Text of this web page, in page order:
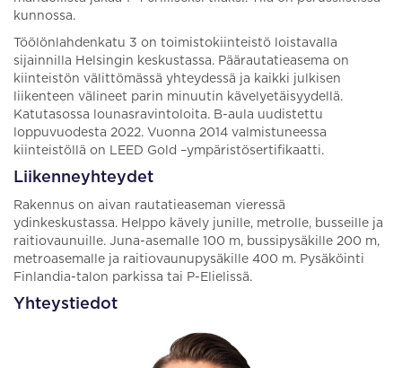
kunnossa.
Töölönlahdenkatu 3 on toimistokiinteistö loistavalla
sijainnilla Helsingin keskustassa. Päärautatieasema on
kiinteistön välittömässä yhteydessä ja kaikki julkisen
liikenteen välineet parin minuutin kävelyetäisyydellä.
Katutasossa lounasravintoloita. B-aula uudistettu
loppuvuodesta 2022. Vuonna 2014 valmistuneessa
kiinteistöllä on LEED Gold –ympäristösertifikaatti.
Liikenneyhteydet
Rakennus on aivan rautatieaseman vieressä
ydinkeskustassa. Helppo kävely junille, metrolle, busseille ja
raitiovaunuille. Juna-asemalle 100 m, bussipysäkille 200 m,
metroasemalle ja raitiovaunupysäkille 400 m. Pysäköinti
Finlandia-talon parkissa tai P-Elielissä.
Yhteystiedot